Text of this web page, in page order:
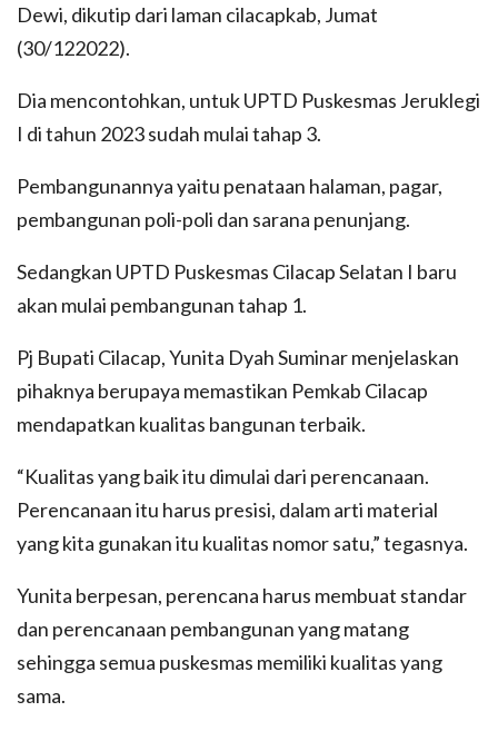
Dewi, dikutip dari laman cilacapkab, Jumat
(30/122022).
Dia mencontohkan, untuk UPTD Puskesmas Jeruklegi
I di tahun 2023 sudah mulai tahap 3.
Pembangunannya yaitu penataan halaman, pagar,
pembangunan poli-poli dan sarana penunjang.
Sedangkan UPTD Puskesmas Cilacap Selatan I baru
akan mulai pembangunan tahap 1.
Pj Bupati Cilacap, Yunita Dyah Suminar menjelaskan
pihaknya berupaya memastikan Pemkab Cilacap
mendapatkan kualitas bangunan terbaik.
“Kualitas yang baik itu dimulai dari perencanaan.
Perencanaan itu harus presisi, dalam arti material
yang kita gunakan itu kualitas nomor satu,” tegasnya.
Yunita berpesan, perencana harus membuat standar
dan perencanaan pembangunan yang matang
sehingga semua puskesmas memiliki kualitas yang
sama.